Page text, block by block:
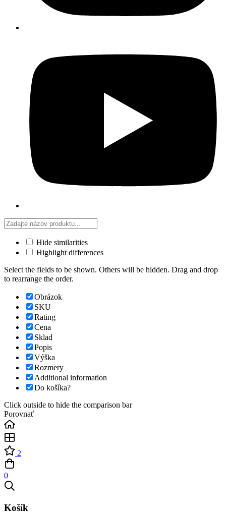
Hide similarities
Highlight differences
Select the fields to be shown. Others will be hidden. Drag and drop
to rearrange the order.
Obrázok
SKU
Rating
Cena
Sklad
Popis
Výška
Rozmery
Additional information
Do košíka?
Click outside to hide the comparison bar
Porovnať
2
0
Košík